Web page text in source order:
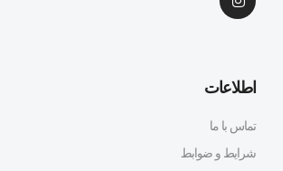
اطلاعات
تماس با ما
شرایط و ضوابط